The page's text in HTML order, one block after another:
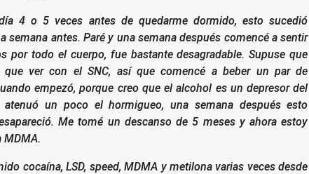
4 o 5 veces antes de quedarme dormido, esto sucedió
semana antes. Paré y una semana después comencé a sentir
por todo el cuerpo, fue bastante desagradable.Supuse que
que ver con el SNC, así que comencé a beber un par de
empezó, porque creo que el alcohol es un depresor del
atenuó un poco el hormigueo, una semana después esto
Me tomé un descanso de 5 meses y ahora estoy
MDMA.
cocaína, LSD, speed, MDMA y metilona varias veces desde